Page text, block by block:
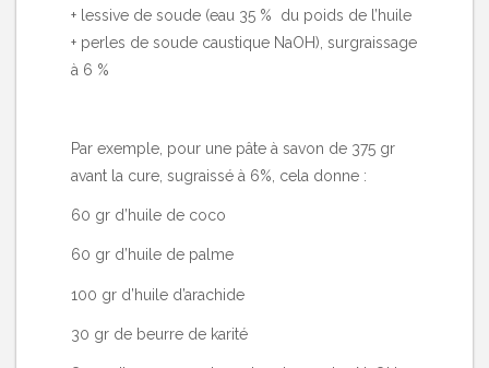
+ lessive de soude (eau 35 % du poids de l’huile
+ perles de soude caustique NaOH), surgraissage
à 6 %
Par exemple, pour une pâte à savon de 375 gr
avant la cure, sugraissé à 6%, cela donne :
60 gr d’huile de coco
60 gr d’huile de palme
100 gr d’huile d’arachide
30 gr de beurre de karité